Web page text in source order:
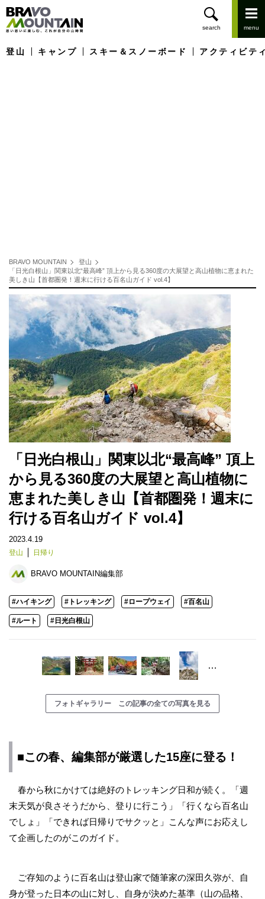
登山 キャンプ スキー＆スノーボード アクティビテ
BRAVO MOUNTAIN
登山
「日光白根山」関東以北“最高峰” 頂上から見る360度の大展望と高山植物に恵まれた
美しき山【首都圏発！週末に行ける百名山ガイド vol.4】
「日光白根山」関東以北“最高峰” 頂上
から見る360度の大展望と高山植物に
恵まれた美しき山【首都圏発！週末に
行ける百名山ガイド vol.4】
2023.4.19
登山 日帰り
BRAVO MOUNTAIN編集部
#ハイキング #トレッキング #ロープウェイ #百名山
#ルート #日光白根山
…
フォトギャラリー この記事の全ての写真を見る
■この春、編集部が厳選した15座に登る！
春から秋にかけては絶好のトレッキング日和が続く。「週
末天気が良さそうだから、登りに行こう」「行くなら百名山
でしょ」「できれば日帰りでサクッと」こんな声にお応えし
て企画したのがこのガイド。
ご存知のように百名山は登山家で随筆家の深田久弥が、自
身が登った日本の山に対し、自身が決めた基準（山の品格、